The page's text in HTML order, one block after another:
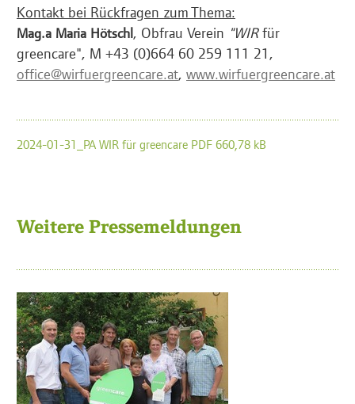
Kontakt bei Rückfragen zum Thema:
Mag.a Maria Hötschl, Obfrau Verein "WIRfür
greencare", M +43 (0)664 60 259 111 21,
office@wirfuergreencare.at, www.wirfuergreencare.at
2024-01-31_PA WIR für greencare PDF 660,78 kB
Weitere Pressemeldungen